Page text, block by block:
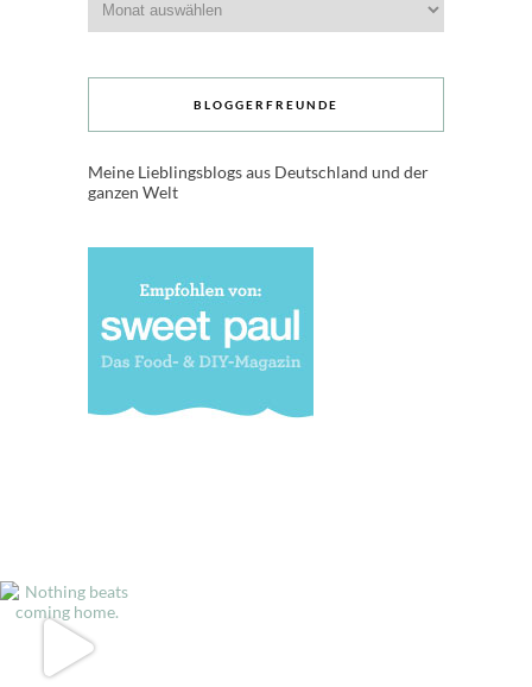
BLOGGERFREUNDE
Meine Lieblingsblogs aus Deutschland und der
ganzen Welt